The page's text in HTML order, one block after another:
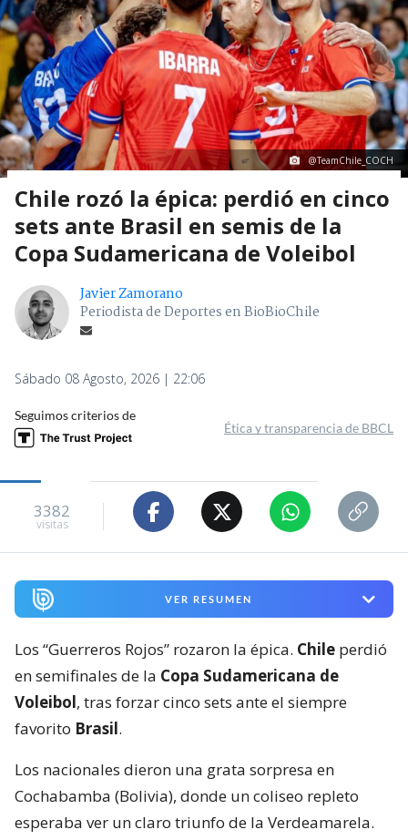
@TeamChile_COCH
Chile rozó la épica: perdió en cinco
sets ante Brasil en semis de la
Copa Sudamericana de Voleibol
Javier Zamorano
Periodista de Deportes en BioBioChile
Sábado 08 Agosto, 2026 | 22:06
Seguimos criterios de
Ética y transparencia de BBCL
3382
visitas
VER RESUMEN
Los “Guerreros Rojos” rozaron la épica. Chile perdió
en semifinales de la Copa Sudamericana de
Voleibol, tras forzar cinco sets ante el siempre
favorito Brasil.
Los nacionales dieron una grata sorpresa en
Cochabamba (Bolivia), donde un coliseo repleto
esperaba ver un claro triunfo de la Verdeamarela.